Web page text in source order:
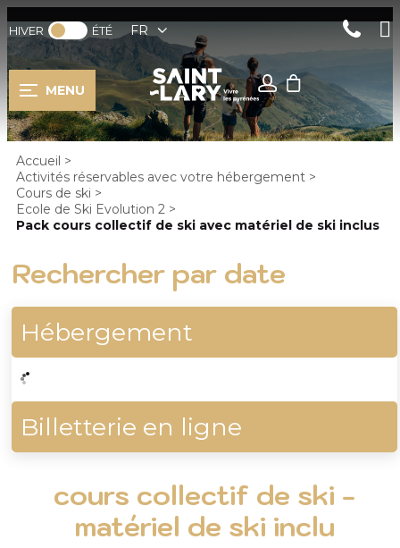
HIVER ÉTÉ FR
MENU
Accueil >
Activités réservables avec votre hébergement >
Cours de ski >
Ecole de Ski Evolution 2 >
Pack cours collectif de ski avec matériel de ski inclus
Rechercher par date
Hébergement
Billetterie en ligne
cours collectif de ski -
matériel de ski inclu